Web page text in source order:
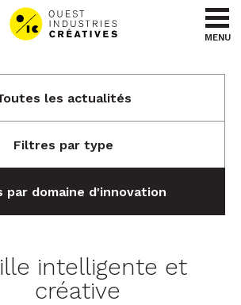
Aller au menu
Aller au contenu
MENU
les actualités
Filtres par type
par domaine d'innovation
intelligente et
créative